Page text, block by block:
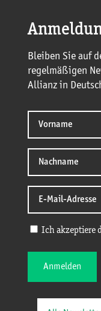
Bleiben Sie auf
regelmäßigen
Allianz in
Ich akzeptiere
Anmelden